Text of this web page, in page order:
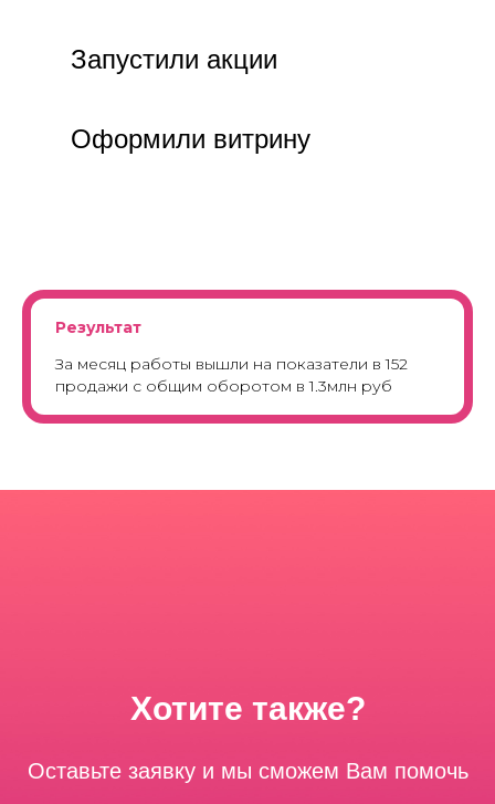
Запустили акции
Оформили витрину
Результат
За месяц работы вышли на показатели в 152
продажи с общим оборотом в 1.3млн руб
Хотите также?
Оставьте заявку и мы сможем Вам помочь